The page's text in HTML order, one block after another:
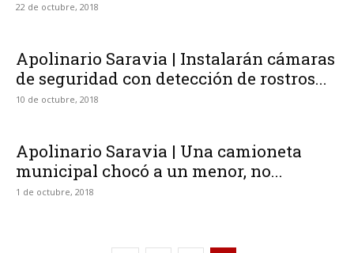
22 de octubre, 2018
Apolinario Saravia | Instalarán cámaras
de seguridad con detección de rostros...
10 de octubre, 2018
Apolinario Saravia | Una camioneta
municipal chocó a un menor, no...
1 de octubre, 2018